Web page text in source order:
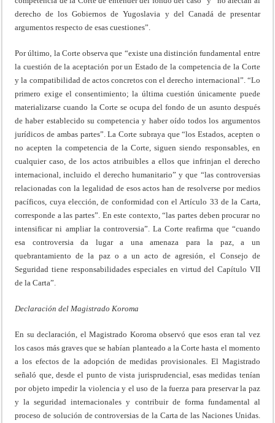
derecho de los Gobiernos de Yugoslavia y del Canadá de presentar
argumentos respecto de esas cuestiones”.
Por último, la Corte observa que “existe una distinción fundamental entre
la cuestión de la aceptación por un Estado de la competencia de la Corte
y la compatibilidad de actos concretos con el derecho internacional”. “Lo
primero exige el consentimiento; la última cuestión únicamente puede
materializarse cuando la Corte se ocupa del fondo de un asunto después
de haber establecido su competencia y haber oído todos los argumentos
jurídicos de ambas partes”. La Corte subraya que “los Estados, acepten o
no acepten la competencia de la Corte, siguen siendo responsables, en
cualquier caso, de los actos atribuibles a ellos que infrinjan el derecho
internacional, incluido el derecho humanitario” y que “las controversias
relacionadas con la legalidad de esos actos han de resolverse por medios
pacíficos, cuya elección, de conformidad con el Artículo 33 de la Carta,
corresponde a las partes”. En este contexto, “las partes deben procurar no
intensificar ni ampliar la controversia”. La Corte reafirma que “cuando
esa controversia da lugar a una amenaza para la paz, a un
quebrantamiento de la paz o a un acto de agresión, el Consejo de
Seguridad tiene responsabilidades especiales en virtud del Capítulo VII
de la Carta”.
Declaración del Magistrado Koroma
En su declaración, el Magistrado Koroma observó que esos eran tal vez
los casos más graves que se habían planteado a la Corte hasta el momento
a los efectos de la adopción de medidas provisionales. El Magistrado
señaló que, desde el punto de vista jurisprudencial, esas medidas tenían
por objeto impedir la violencia y el uso de la fuerza para preservar la paz
y la seguridad internacionales y contribuir de forma fundamental al
proceso de solución de controversias de la Carta de las Naciones Unidas.